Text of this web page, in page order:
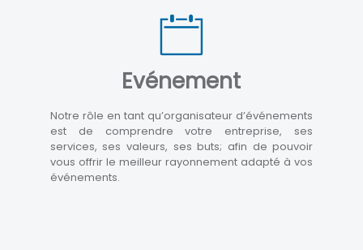
Evénement
Notre rôle en tant qu’organisateur d’événements
est de comprendre votre entreprise, ses
services, ses valeurs, ses buts; afin de pouvoir
vous offrir le meilleur rayonnement adapté à vos
événements.